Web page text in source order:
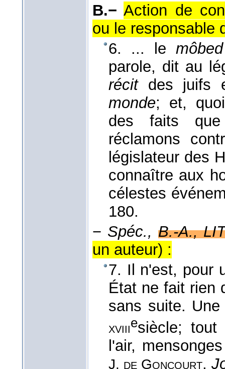
B.− Action de
ou le responsable
6. ... le môbed
parole, dit au
récitdes juifs
monde; et,
des faits
réclamons
législateur des
connaître aux
célestes
180.
− Spéc., B.-A.,
un auteur) :
7. Il n'est, pour
État ne fait rien
sans suite.
xviiiesiècle;
l'air,
J. de Goncourt,